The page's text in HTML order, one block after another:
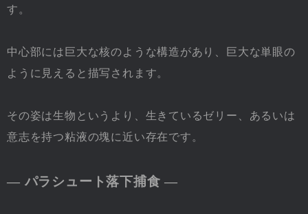
す。
中心部には巨大な核のような構造があり、巨大な単眼の
ように見えると描写されます。
その姿は生物というより、生きているゼリー、あるいは
意志を持つ粘液の塊に近い存在です。
― パラシュート落下捕食 ―